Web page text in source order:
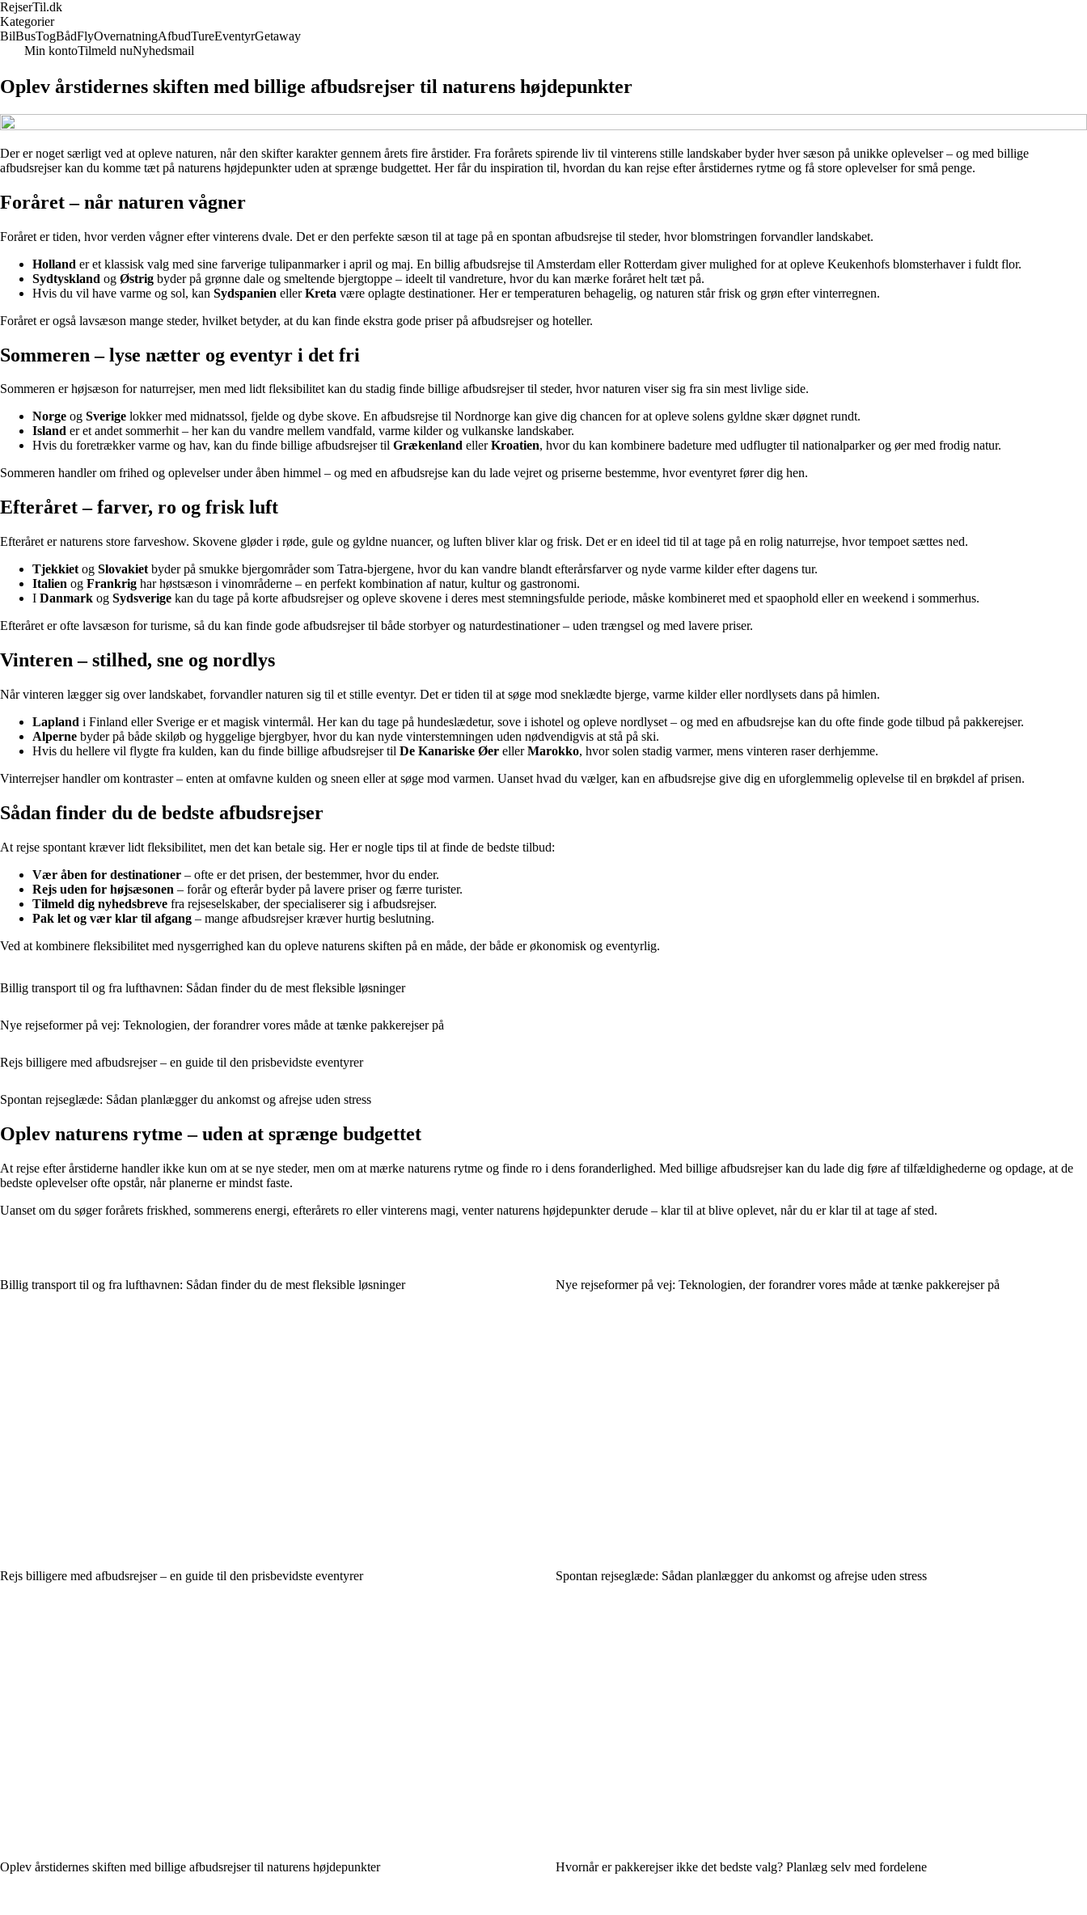
RejserTil.dk
Kategorier
BilBusTogBådFlyOvernatningAfbudTureEventyrGetaway
Min kontoTilmeld nuNyhedsmail
Oplev årstidernes skiften med billige afbudsrejser til naturens højdepunkter
Der er noget særligt ved at opleve naturen, når den skifter karakter gennem årets fire årstider. Fra forårets spirende liv til vinterens stille landskaber byder hver sæson på unikke oplevelser – og med billige
afbudsrejser kan du komme tæt på naturens højdepunkter uden at sprænge budgettet. Her får du inspiration til, hvordan du kan rejse efter årstidernes rytme og få store oplevelser for små penge.
Foråret – når naturen vågner
Foråret er tiden, hvor verden vågner efter vinterens dvale. Det er den perfekte sæson til at tage på en spontan afbudsrejse til steder, hvor blomstringen forvandler landskabet.
Holland er et klassisk valg med sine farverige tulipanmarker i april og maj. En billig afbudsrejse til Amsterdam eller Rotterdam giver mulighed for at opleve Keukenhofs blomsterhaver i fuldt flor.
Sydtyskland og Østrig byder på grønne dale og smeltende bjergtoppe – ideelt til vandreture, hvor du kan mærke foråret helt tæt på.
Hvis du vil have varme og sol, kan Sydspanien ellerKreta være oplagte destinationer. Her er temperaturen behagelig, og naturen står frisk og grøn efter vinterregnen.
Foråret er også lavsæson mange steder, hvilket betyder, at du kan finde ekstra gode priser på afbudsrejser og hoteller.
Sommeren – lyse nætter og eventyr i det fri
Sommeren er højsæson for naturrejser, men med lidt fleksibilitet kan du stadig finde billige afbudsrejser til steder, hvor naturen viser sig fra sin mest livlige side.
Norge og Sverige lokker med midnatssol, fjelde og dybe skove. En afbudsrejse til Nordnorge kan give dig chancen for at opleve solens gyldne skær døgnet rundt.
Island er et andet sommerhit – her kan du vandre mellem vandfald, varme kilder og vulkanske landskaber.
Hvis du foretrækker varme og hav, kan du finde billige afbudsrejser til Grækenland ellerKroatien, hvor du kan kombinere badeture med udflugter til nationalparker og øer med frodig natur.
Sommeren handler om frihed og oplevelser under åben himmel – og med en afbudsrejse kan du lade vejret og priserne bestemme, hvor eventyret fører dig hen.
Efteråret – farver, ro og frisk luft
Efteråret er naturens store farveshow. Skovene gløder i røde, gule og gyldne nuancer, og luften bliver klar og frisk. Det er en ideel tid til at tage på en rolig naturrejse, hvor tempoet sættes ned.
Tjekkiet og Slovakiet byder på smukke bjergområder som Tatra-bjergene, hvor du kan vandre blandt efterårsfarver og nyde varme kilder efter dagens tur.
Italien og Frankrig har høstsæson i vinområderne – en perfekt kombination af natur, kultur og gastronomi.
I Danmark og Sydsverige kan du tage på korte afbudsrejser og opleve skovene i deres mest stemningsfulde periode, måske kombineret med et spaophold eller en weekend i sommerhus.
Efteråret er ofte lavsæson for turisme, så du kan finde gode afbudsrejser til både storbyer og naturdestinationer – uden trængsel og med lavere priser.
Vinteren – stilhed, sne og nordlys
Når vinteren lægger sig over landskabet, forvandler naturen sig til et stille eventyr. Det er tiden til at søge mod sneklædte bjerge, varme kilder eller nordlysets dans på himlen.
Lapland i Finland eller Sverige er et magisk vintermål. Her kan du tage på hundeslædetur, sove i ishotel og opleve nordlyset – og med en afbudsrejse kan du ofte finde gode tilbud på pakkerejser.
Alperne byder på både skiløb og hyggelige bjergbyer, hvor du kan nyde vinterstemningen uden nødvendigvis at stå på ski.
Hvis du hellere vil flygte fra kulden, kan du finde billige afbudsrejser til De Kanariske Øer ellerMarokko, hvor solen stadig varmer, mens vinteren raser derhjemme.
Vinterrejser handler om kontraster – enten at omfavne kulden og sneen eller at søge mod varmen. Uanset hvad du vælger, kan en afbudsrejse give dig en uforglemmelig oplevelse til en brøkdel af prisen.
Sådan finder du de bedste afbudsrejser
At rejse spontant kræver lidt fleksibilitet, men det kan betale sig. Her er nogle tips til at finde de bedste tilbud:
Vær åben for destinationer – ofte er det prisen, der bestemmer, hvor du ender.
Rejs uden for højsæsonen – forår og efterår byder på lavere priser og færre turister.
Tilmeld dig nyhedsbreve fra rejseselskaber, der specialiserer sig i afbudsrejser.
Pak let og vær klar til afgang – mange afbudsrejser kræver hurtig beslutning.
Ved at kombinere fleksibilitet med nysgerrighed kan du opleve naturens skiften på en måde, der både er økonomisk og eventyrlig.
Billig transport til og fra lufthavnen: Sådan finder du de mest fleksible løsninger
Nye rejseformer på vej: Teknologien, der forandrer vores måde at tænke pakkerejser på
Rejs billigere med afbudsrejser – en guide til den prisbevidste eventyrer
Spontan rejseglæde: Sådan planlægger du ankomst og afrejse uden stress
Oplev naturens rytme – uden at sprænge budgettet
At rejse efter årstiderne handler ikke kun om at se nye steder, men om at mærke naturens rytme og finde ro i dens foranderlighed. Med billige afbudsrejser kan du lade dig føre af tilfældighederne og opdage, at de
bedste oplevelser ofte opstår, når planerne er mindst faste.
Uanset om du søger forårets friskhed, sommerens energi, efterårets ro eller vinterens magi, venter naturens højdepunkter derude – klar til at blive oplevet, når du er klar til at tage af sted.
Billig transport til og fra lufthavnen: Sådan finder du de mest fleksible løsninger Nye rejseformer på vej: Teknologien, der forandrer vores måde at tænke pakkerejser på
Rejs billigere med afbudsrejser – en guide til den prisbevidste eventyrer Spontan rejseglæde: Sådan planlægger du ankomst og afrejse uden stress
Oplev årstidernes skiften med billige afbudsrejser til naturens højdepunkter Hvornår er pakkerejser ikke det bedste valg? Planlæg selv med fordelene